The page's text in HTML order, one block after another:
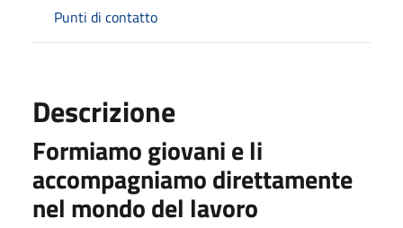
Punti di contatto
Descrizione
Formiamo giovani e li
accompagniamo direttamente
nel mondo del lavoro